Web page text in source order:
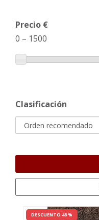
Precio €
0 – 1500
Clasificación
DESCUENTO 48 %